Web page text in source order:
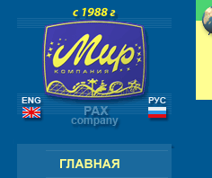
- ЕВРОПА -